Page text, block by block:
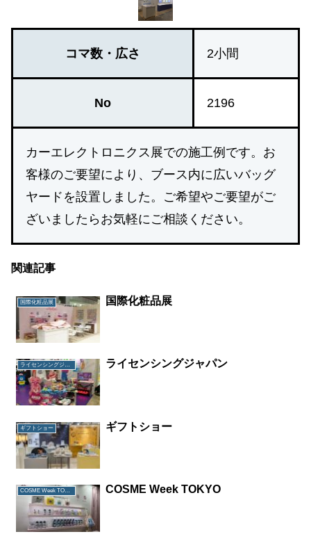
コマ数・広さ 2小間
No 2196
カーエレクトロニクス展での施工例です。お
客様のご要望により、ブース内に広いバッグ
ヤードを設置しました。ご希望やご要望がご
ざいましたらお気軽にご相談ください。
関連記事
国際化粧品展 国際化粧品展
ライセンシングジャパン ライセンシングジャパン
ギフトショー ギフトショー
COSME Week TOKYO COSME Week TOKYO